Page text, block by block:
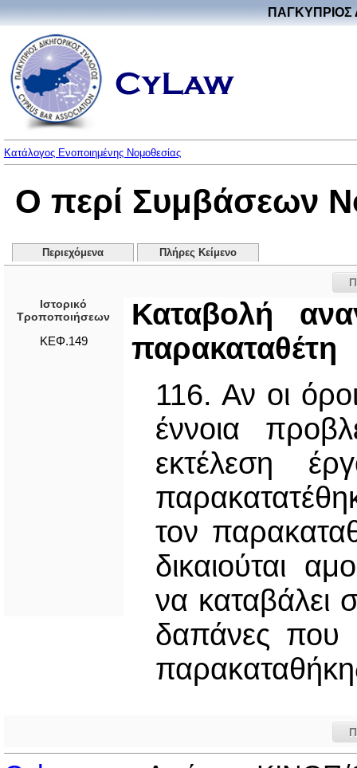
ΠΑΓΚΥΠΡΙΟΣ
Κατάλογος Ενοποιημένης Νομοθεσίας
Ο περί Συμβάσεων
Περιεχόμενα Πλήρες Κείμενο
Ιστορικό
Τροποποιήσεων
ΚΕΦ.149
Καταβολή
παρακαταθέτη
116. Αν οι
έννοια
εκτέλεση
τον
δικαιούται
να καταβάλει
δαπάνες που